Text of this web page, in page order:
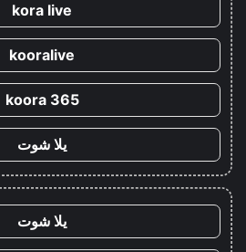
kora live
kooralive
koora 365
يلا شوت
يلا شوت